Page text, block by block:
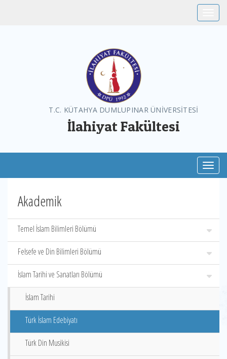
T.C. KÜTAHYA DUMLUPINAR ÜNİVERSİTESİ
İlahiyat Fakültesi
Akademik
Temel İslam Bilimleri Bölümü
Felsefe ve Din Bilimleri Bölümü
İslam Tarihi ve Sanatları Bölümü
İslam Tarihi
Türk İslam Edebiyatı
Türk Din Musikisi